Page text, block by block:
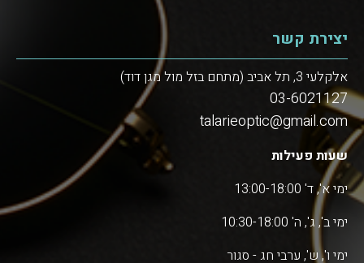
יצירת קשר
אלקלעי 3, תל אביב (מתחם בזל מול מגן דוד)
03-6021127
talarieoptic@gmail.com
שעות פעילות
ימי א', ד' 13:00-18:00
ימי ב', ג', ה' 10:30-18:00
ימי ו', ש', ערבי חג - סגור